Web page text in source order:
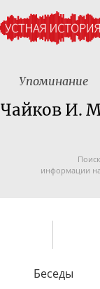
Упоминание
Чайков И.
информации
Беседы